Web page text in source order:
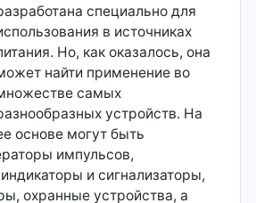
специально для
в источниках
Но, как оказалось, она
найти применение во
самых
устройств. На
основе могут быть
импульсов,
и сигнализаторы,
охранные устройства, а